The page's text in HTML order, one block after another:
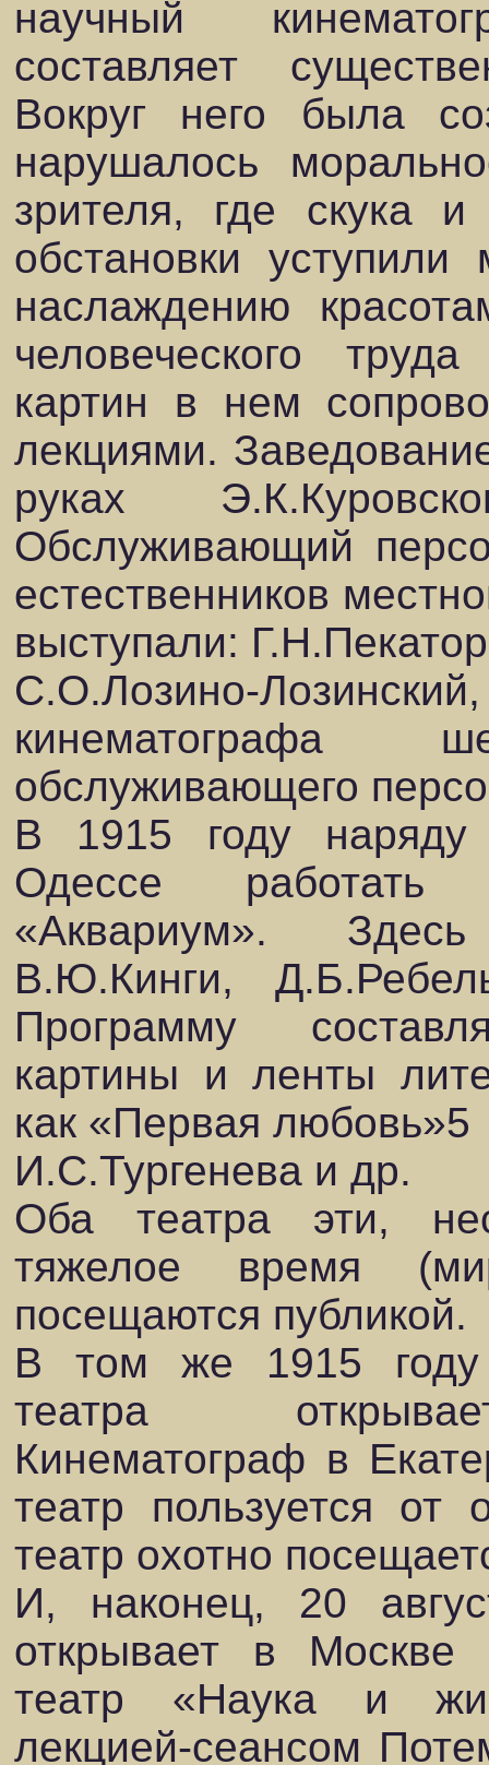
научный
составляет
Вокруг него была
нарушалось
зрителя, где скука
обстановки
наслаждению
человеческого
картин в нем
лекциями.
руках
Обслуживающий
естественников
выступали:
С.О.Лозино-
обслуживающего
В 1915 году
Одессе работать
«Аквариум».
В.Ю.Кинги,
Программу
картины и ленты
как «Первая любовь»5
И.С.Тургенева и др.
Оба театра эти,
тяжелое время
посещаются публикой.
В том же 1915 году
театра
Кинематограф в
театр пользуется от
театр охотно
И, наконец, 20
открывает в Москве
театр «Наука и
лекцией-сеансом